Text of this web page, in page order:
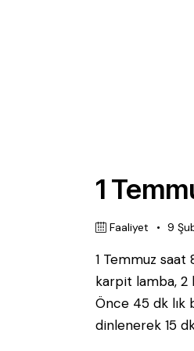
1
Faaliyet 9
1 Temmuz saat
karpit lamba, 2
Önce 45 dk lık
dinlenerek 15